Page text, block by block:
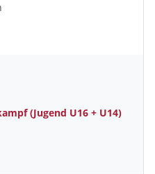
(Jugend U16 + U14)